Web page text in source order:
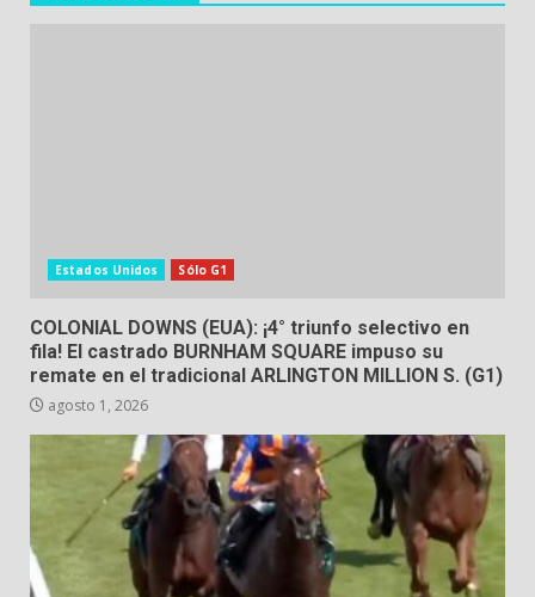
Estados Unidos Sólo G1
COLONIAL DOWNS (EUA): ¡4° triunfo selectivo en
fila! El castrado BURNHAM SQUARE impuso su
remate en el tradicional ARLINGTON MILLION S. (G1)
agosto 1, 2026